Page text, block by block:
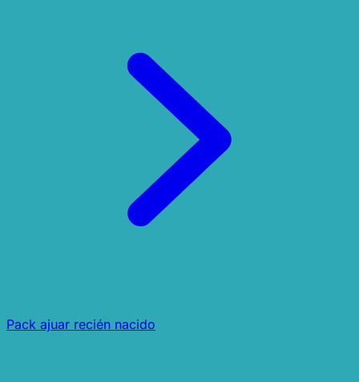
Pack ajuar recién nacido